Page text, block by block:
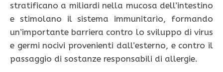
stratificano a miliardi nella mucosa dell’intestino
e stimolano il sistema immunitario, formando
un’importante barriera contro lo sviluppo di virus
e germi nocivi provenienti dall’esterno, e contro il
passaggio di sostanze responsabili di allergie.